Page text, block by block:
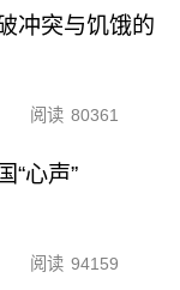
冲突与饥饿的
阅读 80361
“心声”
阅读 94159